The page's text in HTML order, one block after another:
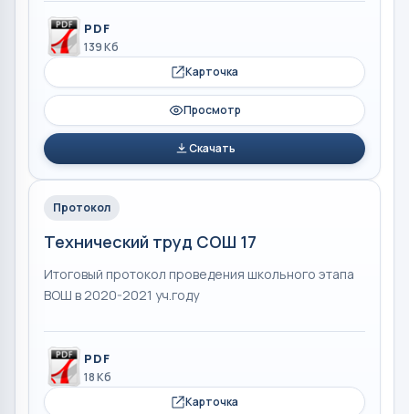
PDF
139 Кб
Карточка
Просмотр
Скачать
Протокол
Технический труд СОШ 17
Итоговый протокол проведения школьного этапа
ВОШ в 2020-2021 уч.году
PDF
18 Кб
Карточка